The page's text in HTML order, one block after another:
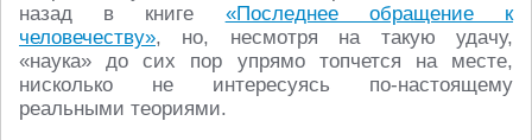
назад в книге «Последнее обращение к
человечеству», но, несмотря на такую удачу,
«наука» до сих пор упрямо топчется на месте,
нисколько не интересуясь по-настоящему
реальными теориями.